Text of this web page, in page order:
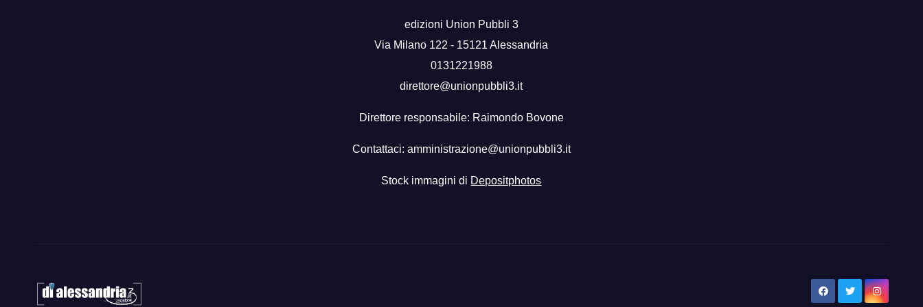
edizioni Union Pubbli 3
Via Milano 122 - 15121 Alessandria
0131221988
direttore@unionpubbli3.it
Direttore responsabile: Raimondo Bovone
Contattaci: amministrazione@unionpubbli3.it
Stock immagini di Depositphotos